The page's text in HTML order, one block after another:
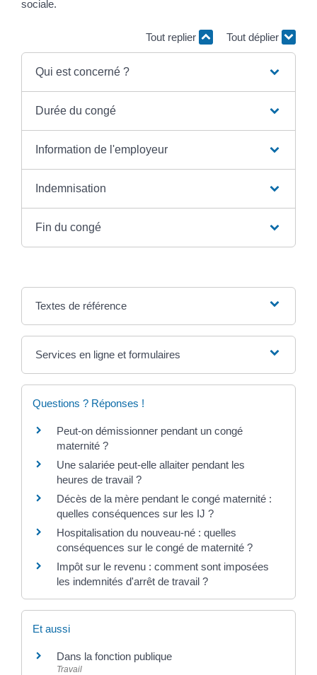
sociale.
Tout replier Tout déplier
Qui est concerné ?
Durée du congé
Information de l'employeur
Indemnisation
Fin du congé
Textes de référence
Services en ligne et formulaires
Questions ? Réponses !
Peut-on démissionner pendant un congé
maternité ?
Une salariée peut-elle allaiter pendant les
heures de travail ?
Décès de la mère pendant le congé maternité :
quelles conséquences sur les IJ ?
Hospitalisation du nouveau-né : quelles
conséquences sur le congé de maternité ?
Impôt sur le revenu : comment sont imposées
les indemnités d'arrêt de travail ?
Et aussi
Dans la fonction publique
Travail